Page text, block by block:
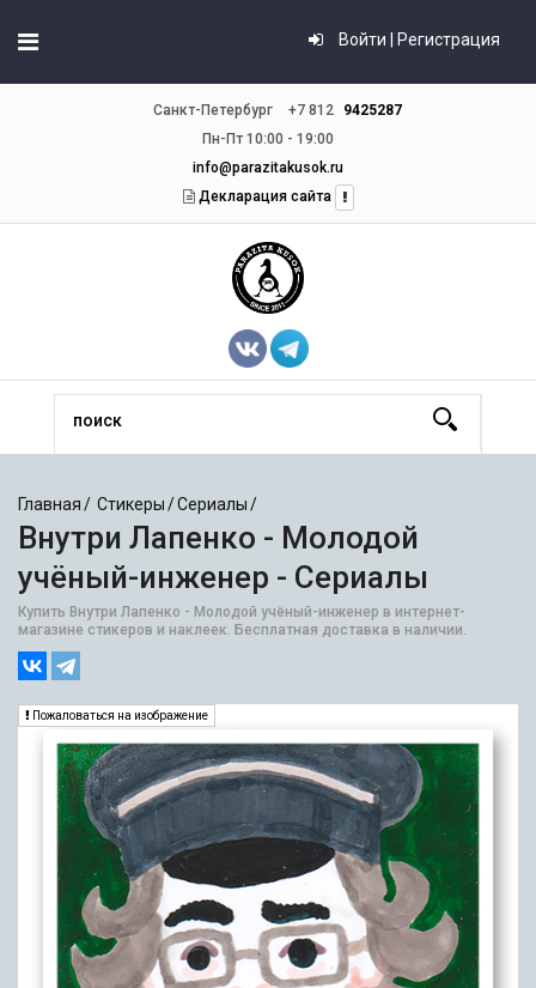
Войти | Регистрация
Санкт-Петербург +7 812
9425287
Пн-Пт 10:00 - 19:00
info@parazitakusok.ru
Декларация сайта
Главная Стикеры Сериалы
Внутри Лапенко - Молодой
учёный-инженер - Сериалы
Купить Внутри Лапенко - Молодой учёный-инженер в интернет-
магазине стикеров и наклеек. Бесплатная доставка в наличии.
Пожаловаться на изображение